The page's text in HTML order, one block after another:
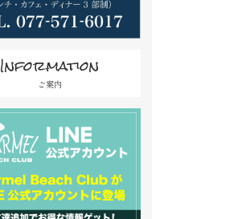
Information
ご案内